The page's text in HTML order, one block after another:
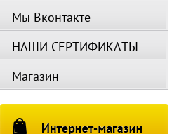
Мы Вконтакте
НАШИ СЕРТИФИКАТЫ
Магазин